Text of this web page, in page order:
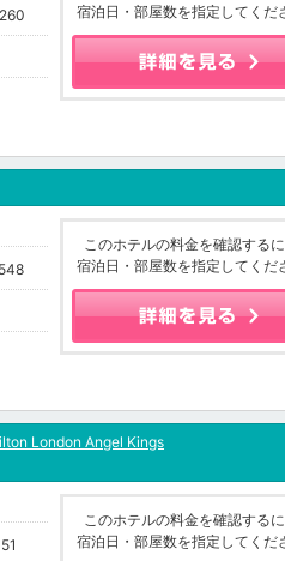
宿泊日・部屋数を指定してくだ
このホテルの料金を確認する
宿泊日・部屋数を指定してくだ
London Angel Kings
このホテルの料金を確認する
宿泊日・部屋数を指定してくだ